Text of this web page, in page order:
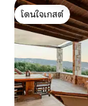
โดนใจเกสต์
โดนใจเกสต์